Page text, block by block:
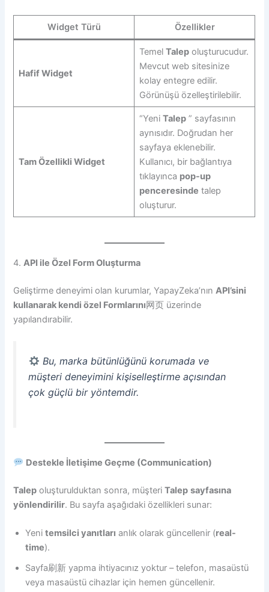
Widget Türü Özellikler
Hafif Widget
Temel Talepoluşturucudur.
Mevcut web sitesinize
kolay entegre edilir.
Görünüşü özelleştirilebilir.
Tam Özellikli Widget
“Yeni Talep” sayfasının
aynısıdır. Doğrudan her
sayfaya eklenebilir.
Kullanıcı, bir bağlantıya
tıklayınca pop-up
penceresinde talep
oluşturur.
4.API ile Özel Form Oluşturma
Geliştirme deneyimi olan kurumlar, YapayZeka’nınAPI’sini
kullanarak kendi özel Formlarını网页 üzerinde
yapılandırabilir.
Bu, marka bütünlüğünü korumada ve
müşteri deneyimini kişiselleştirme açısından
çok güçlü bir yöntemdir.
Destekle İletişime Geçme (Communication)
Talep oluşturulduktan sonra, müşteriTalep sayfasına
yönlendirilir. Bu sayfa aşağıdaki özellikleri sunar:
Yenitemsilci yanıtları anlık olarak güncellenir (real-
time).
Sayfa刷新 yapma ihtiyacınız yoktur – telefon, masaüstü
veya masaüstü cihazlar için hemen güncellenir.